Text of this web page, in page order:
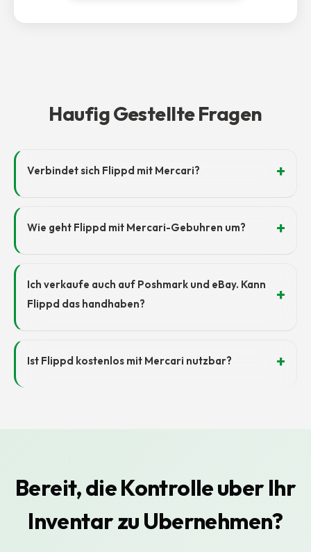
Haufig Gestellte Fragen
Verbindet sich Flippd mit Mercari?
Wie geht Flippd mit Mercari-Gebuhren um?
Ich verkaufe auch auf Poshmark und eBay. Kann
Flippd das handhaben?
Ist Flippd kostenlos mit Mercari nutzbar?
Bereit, die Kontrolle uber Ihr
Inventar zu Ubernehmen?